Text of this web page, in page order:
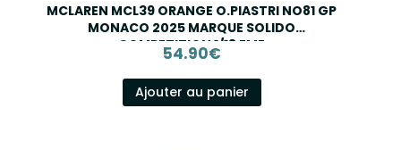
MCLAREN MCL39 ORANGE O.PIASTRI NO81 GP
MONACO 2025 MARQUE SOLIDO
COMPETITION 1/18 EME
54.90€
Ajouter au panier